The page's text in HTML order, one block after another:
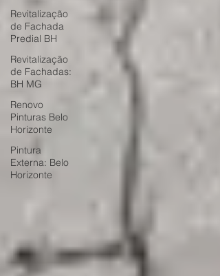
Revitalização
de Fachada
Predial BH
Revitalização
de Fachadas:
BH MG
Renovo
Pinturas Belo
Horizonte
Pintura
Externa: Belo
Horizonte